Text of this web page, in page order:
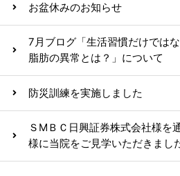
お盆休みのお知らせ
7月ブログ「生活習慣だけでは
脂肪の異常とは？」について
防災訓練を実施しました
ＳМＢＣ日興証券株式会社様を
様に当院をご見学いただきまし